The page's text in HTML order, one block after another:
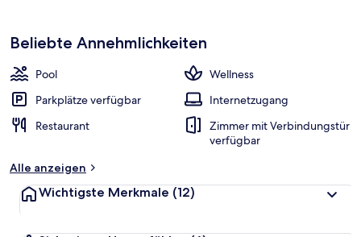
Beliebte Annehmlichkeiten
Pool
Wellness
Parkplätze verfügbar
Internetzugang
Restaurant
Zimmer mit Verbindungstür
verfügbar
Alle anzeigen
Wichtigste Merkmale (12)